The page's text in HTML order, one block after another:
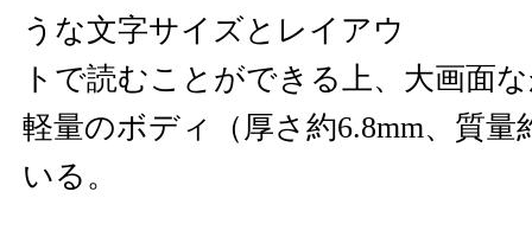
うな文字サイズとレイアウ
トで読むことができる上、大画面
軽量のボディ（厚さ約6.8mm、質量
いる。